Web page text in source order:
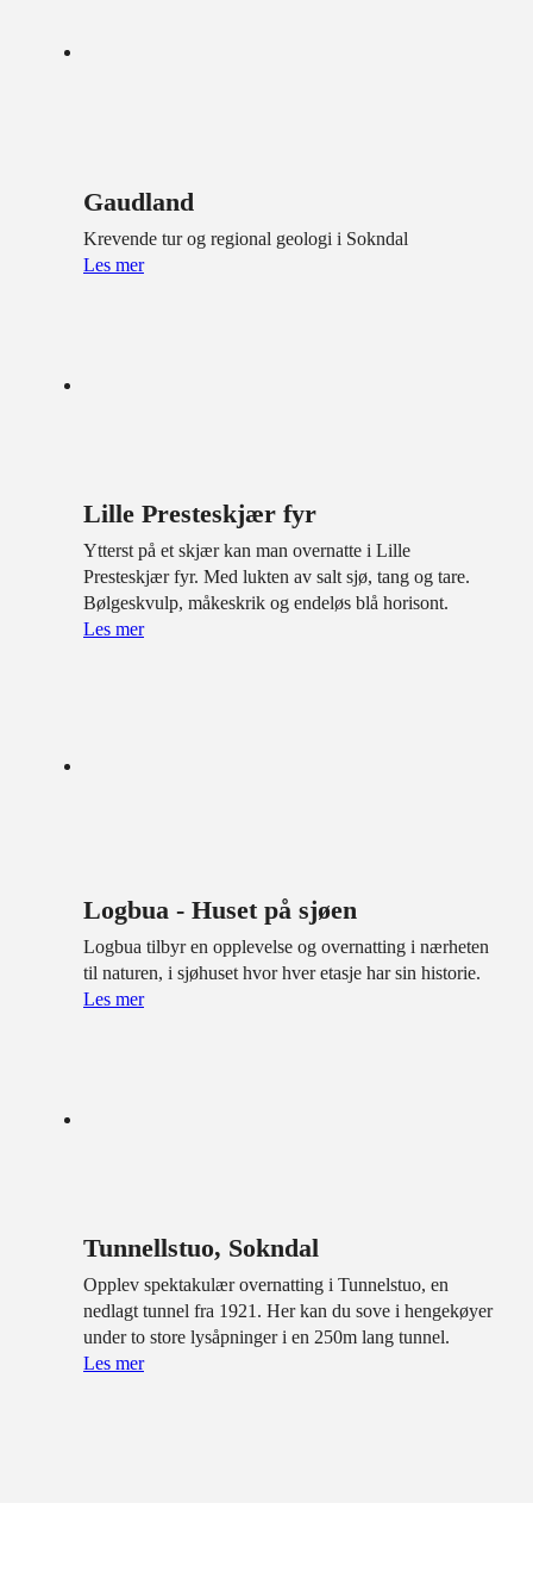
Gaudland
Krevende tur og regional geologi i Sokndal
Les mer
Lille Presteskjær fyr
Ytterst på et skjær kan man overnatte i Lille
Presteskjær fyr. Med lukten av salt sjø, tang og tare.
Bølgeskvulp, måkeskrik og endeløs blå horisont.
Les mer
Logbua - Huset på sjøen
Logbua tilbyr en opplevelse og overnatting i nærheten
til naturen, i sjøhuset hvor hver etasje har sin historie.
Les mer
Tunnellstuo, Sokndal
Opplev spektakulær overnatting i Tunnelstuo, en
nedlagt tunnel fra 1921. Her kan du sove i hengekøyer
under to store lysåpninger i en 250m lang tunnel.
Les mer